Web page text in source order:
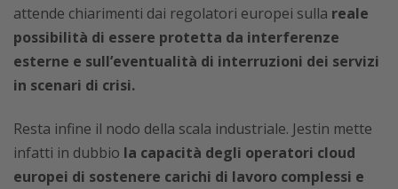
attende chiarimenti dai regolatori europei sulla reale
possibilità di essere protetta da interferenze
esterne e sull’eventualità di interruzioni dei servizi
in scenari di crisi.
Resta infine il nodo della scala industriale. Jestin mette
infatti in dubbio la capacità degli operatori cloud
europei di sostenere carichi di lavoro complessi e